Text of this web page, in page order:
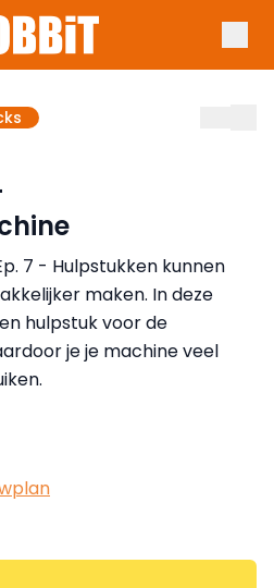
7 - Hulpstukken kunnen
maken. In deze
hulpstuk voor de
je je machine veel